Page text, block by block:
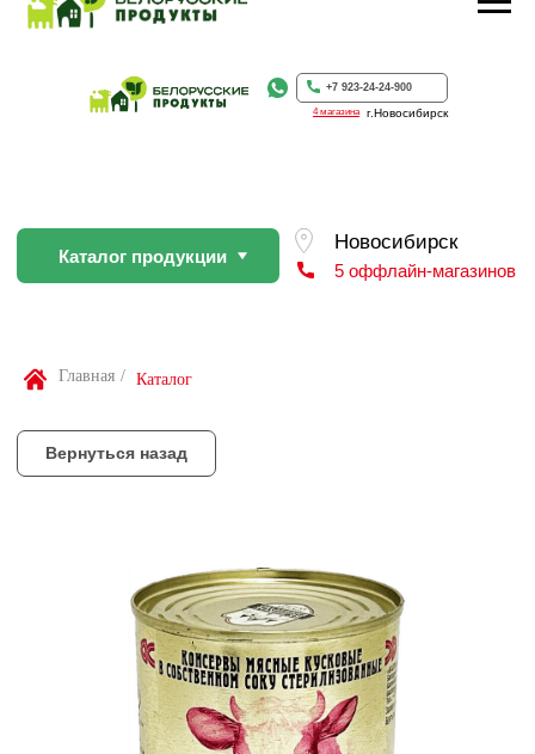
г.Новосибирск
+7 923-24-24-900
4 магазина
По Вашей просьбе покупку
профессиональном слайсере
Главная / Каталог